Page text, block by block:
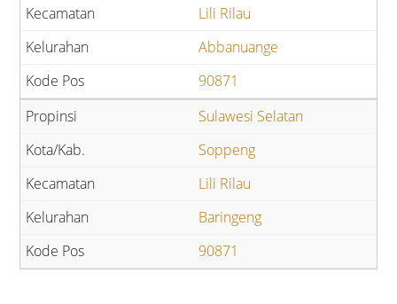
Lili Rilau
Abbanuange
90871
Sulawesi Selatan
Soppeng
Lili Rilau
Baringeng
90871